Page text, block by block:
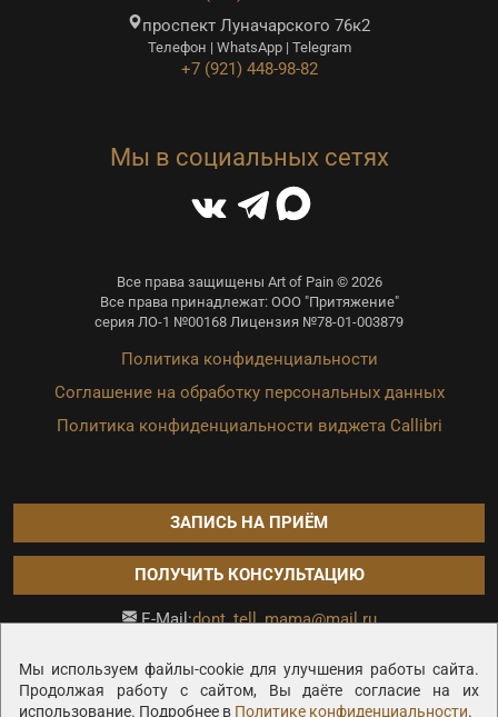
Мы используем файлы-cookie для улучшения работы сайта.
Продолжая работу с сайтом, Вы даёте согласие на их
использование. Подробнее в Политике конфиденциальности.
проспект Луначарского 76к2
Телефон | WhatsApp | Telegram
+7 (921) 448-98-82
Мы в социальных сетях
Все права защищены Art of Pain © 2026
Все права принадлежат: ООО "Притяжение"
серия ЛО-1 №00168 Лицензия №78-01-003879
Политика конфиденциальности
Соглашение на обработку персональных данных
Политика конфиденциальности виджета Callibri
ЗАПИСЬ НА ПРИЁМ
ПОЛУЧИТЬ КОНСУЛЬТАЦИЮ
E-Mail:dont_tell_mama@mail.ru